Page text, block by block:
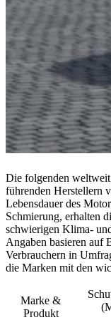
Die folgenden
führenden Herstellern
Lebensdauer des
Schmierung, erhalten
schwierigen Klima-
Angaben basieren auf
Verbrauchern in
die Marken mit den
Marke &
Produkt